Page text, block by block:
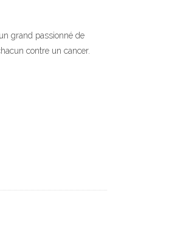
grand passionné de
contre un cancer.